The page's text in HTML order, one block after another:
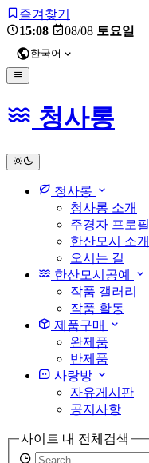
즐겨찾기
15:08
08/08 토요일
한국어
청사롱
light
청사롱
청사롱 소개
주경자 프로필
한산모시 소개
오시는 길
한산모시공예
작품 갤러리
작품 활동
제품구매
완제품
반제품
사랑방
자유게시판
공지사항
사이트 내 전체검색
검